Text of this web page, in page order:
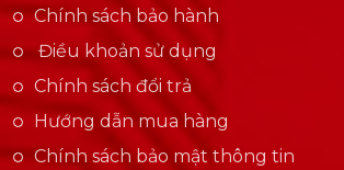
Chính sách bảo hành
Điều khoản sử dụng
Chính sách đổi trả
Hướng dẫn mua hàng
Chính sách bảo mật thông tin